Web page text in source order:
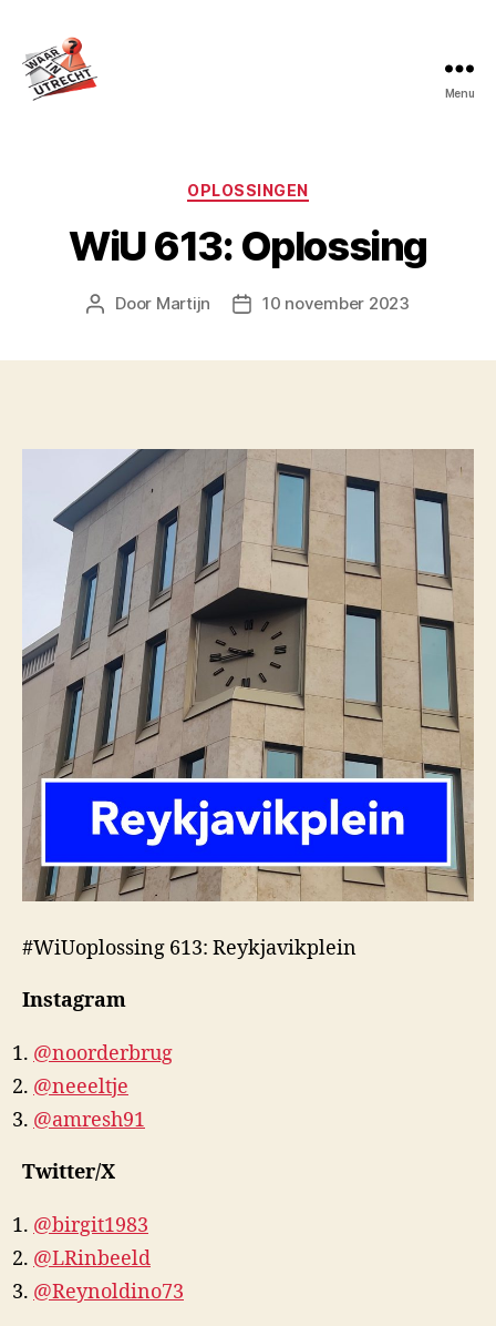
Menu
Categorieën
OPLOSSINGEN
WiU 613: Oplossing
Berichtauteur
Door Martijn Berichtdatum
10 november 2023
#WiUoplossing 613: Reykjavikplein
Instagram
@noorderbrug
@neeeltje
@amresh91
Twitter/X
@birgit1983
@LRinbeeld
@Reynoldino73